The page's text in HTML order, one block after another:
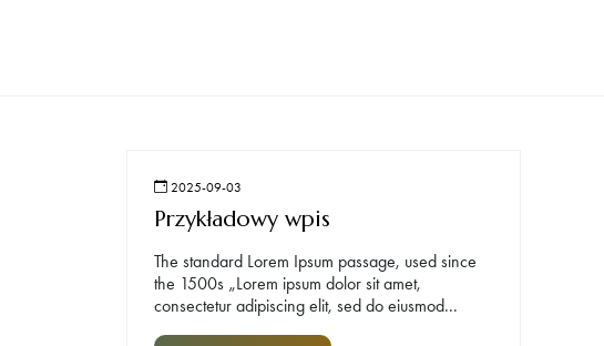
2025-09-03
Przykładowy wpis
The standard Lorem Ipsum passage, used since
the 1500s „Lorem ipsum dolor sit amet,
consectetur adipiscing elit, sed do eiusmod...